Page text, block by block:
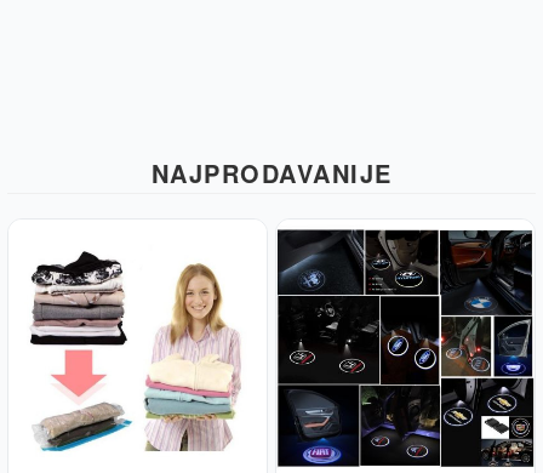
NAJPRODAVANIJE